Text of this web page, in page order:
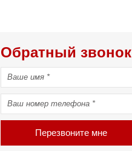
Обратный звонок
Перезвоните мне